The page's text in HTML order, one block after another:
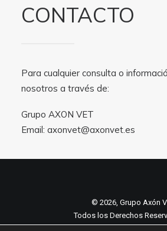
CONTACTO
Para cualquier consulta o
nosotros a través de:
Grupo AXON VET
Email: axonvet@axonvet.es
© 2026, Grupo Axón
Todos los Derechos